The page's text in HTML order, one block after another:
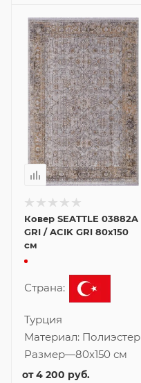
Ковер SEATTLE 03882A
GRI / ACIK GRI 80x150
см
Страна:
Турция
Материал: Полиэстер
Размер—80x150 см
от4 200 руб.